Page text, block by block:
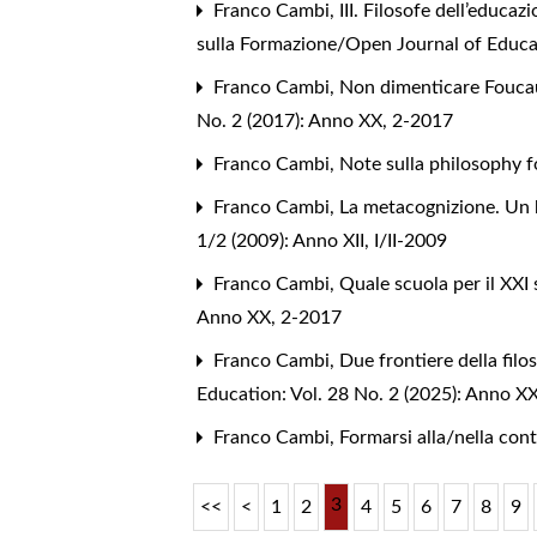
Franco Cambi,
III. Filosofe
sulla Formazione/Open Journal of
Franco Cambi, Non dimenticare
No. 2 (2017): Anno XX, 2-2017
Franco Cambi, Note sulla philosophy
Franco Cambi, La metacognizione.
1/2 (2009): Anno XII, I/II-2009
Franco Cambi,Quale scuola per il
Anno XX, 2-2017
Franco Cambi, Due frontiere della
Education: Vol. 28 No. 2 (2025): Anno
Franco Cambi, Formarsi alla/nella
<< < 1 2 3 4 5 6 7 8 9